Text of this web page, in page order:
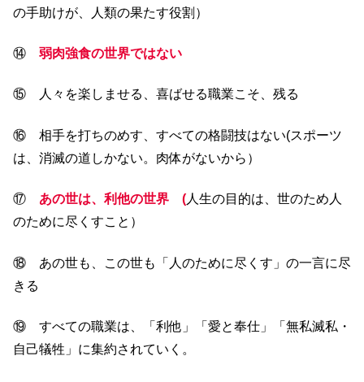
の手助けが、人類の果たす役割）
⑭ 弱肉強食の世界ではない
⑮ 人々を楽しませる、喜ばせる職業こそ、残る
⑯ 相手を打ちのめす、すべての格闘技はない(スポーツ
は、消滅の道しかない。肉体がないから）
⑰ あの世は、 利他の世界 (人生の目的は、世のため人
のために尽くすこと）
⑱ あの世も、この世も「人のために尽くす」の一言に尽
きる
⑲ すべての職業は、「利他」「愛と奉仕」「無私滅私・
自己犠牲」に集約されていく。